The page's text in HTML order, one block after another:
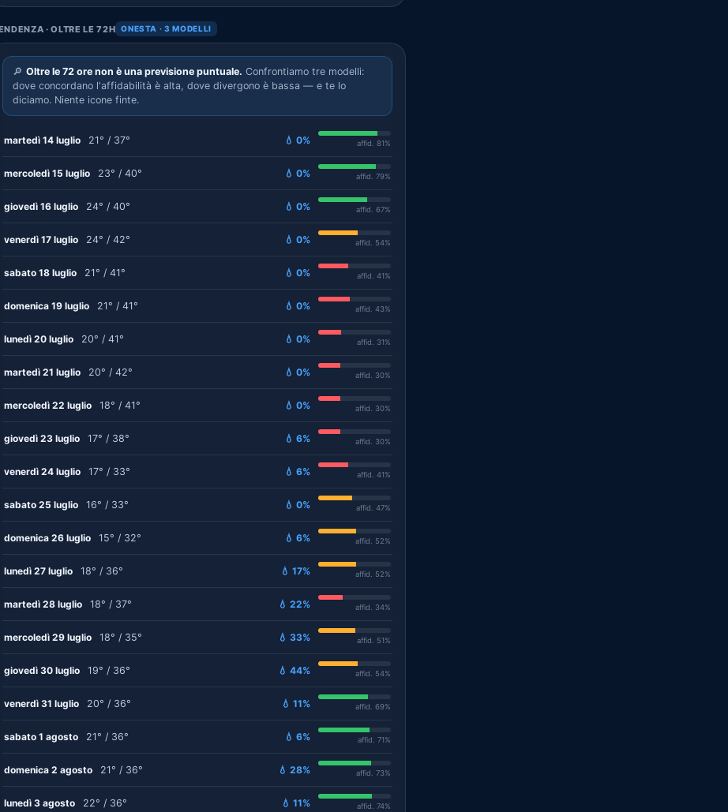
· OLTRE LE 72H ONESTA · 3 MODELLI
🔎 Oltre le 72 ore non è una previsione puntuale. Confrontiamo tre modelli:
dove concordano l'affidabilità è alta, dove divergono è bassa — e te lo
diciamo. Niente icone finte.
martedì 14 luglio 21° / 37° 💧 0% affid. 81%
mercoledì 15 luglio 23° / 40° 💧 0% affid. 79%
giovedì 16 luglio 24° / 40° 💧 0% affid. 67%
venerdì 17 luglio 24° / 42° 💧 0% affid. 54%
sabato 18 luglio 21° / 41° 💧 0% affid. 41%
domenica 19 luglio 21° / 41° 💧 0% affid. 43%
lunedì 20 luglio 20° / 41° 💧 0% affid. 31%
martedì 21 luglio 20° / 42° 💧 0% affid. 30%
mercoledì 22 luglio 18° / 41° 💧 0% affid. 30%
giovedì 23 luglio 17° / 38° 💧 6% affid. 30%
venerdì 24 luglio 17° / 33° 💧 6% affid. 41%
sabato 25 luglio 16° / 33° 💧 0% affid. 47%
domenica 26 luglio 15° / 32° 💧 6% affid. 52%
lunedì 27 luglio 18° / 36° 💧 17% affid. 52%
martedì 28 luglio 18° / 37° 💧 22% affid. 34%
mercoledì 29 luglio 18° / 35° 💧 33% affid. 51%
giovedì 30 luglio 19° / 36° 💧 44% affid. 54%
venerdì 31 luglio 20° / 36° 💧 11% affid. 69%
sabato 1 agosto 21° / 36° 💧 6% affid. 71%
domenica 2 agosto 21° / 36° 💧 28% affid. 73%
lunedì 3 agosto 22° / 36° 💧 11% affid. 74%